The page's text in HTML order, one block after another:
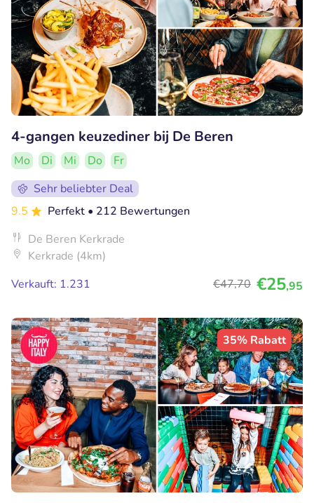
4-gangen keuzediner bij De Beren
Mo Di Mi Do
Fr
Sehr beliebter Deal
9.5
Perfekt • 212 Bewertungen
De Beren Kerkrade
Kerkrade (4km)
Verkauft: 1.231
€47,70 €25,95
35% Rabatt